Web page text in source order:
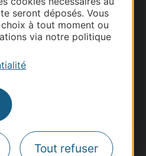
seront déposés. Vous
à tout moment ou
via notre politique
Tout refuser